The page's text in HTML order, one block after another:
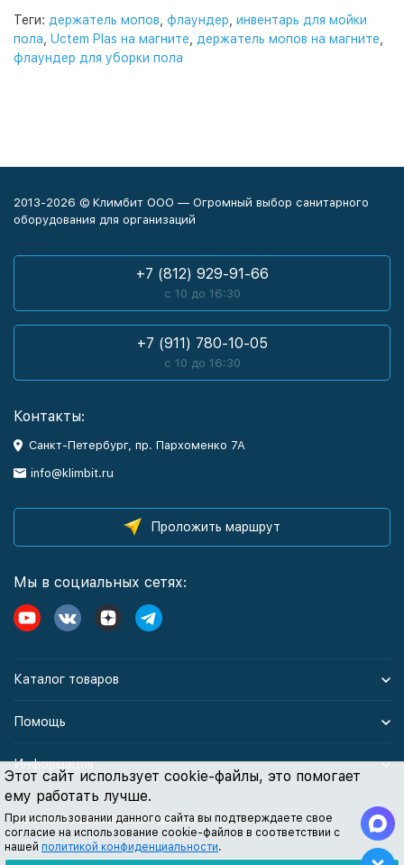
Этот сайт использует cookie-файлы, это помогает
ему работать лучше.
При использовании данного сайта вы подтверждаете свое
согласие на использование cookie-файлов в соответствии с
нашей политикой конфиденциальности.
Теги: держатель мопов флаундер инвентарь для мойки
пола Uctem Plas на магните держатель мопов на магните
флаундер для уборки пола
2013-2026 © Климбит ООО — Огромный выбор санитарного
оборудования для организаций
+7 (812) 929-91-66
с 10 до 16:30
+7 (911) 780-10-05
с 10 до 16:30
Контакты:
Санкт-Петербург, пр. Пархоменко 7А
info@klimbit.ru
Проложить маршрут
Мы в социальных сетях:
Каталог товаров
Помощь
Информация
Политика персональных данных